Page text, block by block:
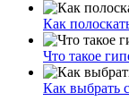
Как
Что такое
Как выбрать